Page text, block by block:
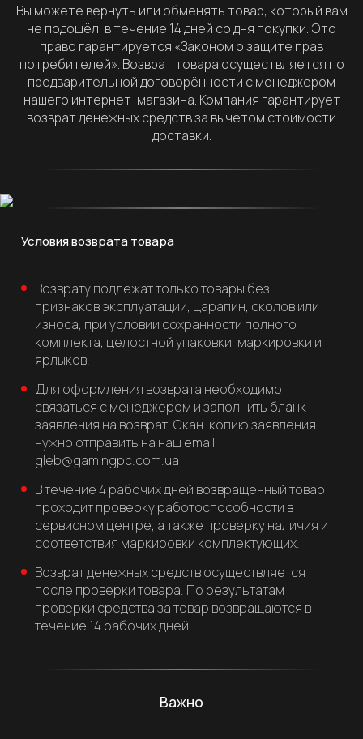
Вы можете вернуть или обменять товар, который вам
не подошёл, в течение 14 дней со дня покупки. Это
право гарантируется «Законом о защите прав
потребителей». Возврат товара осуществляется по
предварительной договорённости с менеджером
нашего интернет-магазина. Компания гарантирует
возврат денежных средств за вычетом стоимости
доставки.
Условия возврата товара
Возврату подлежат только товары без
признаков эксплуатации, царапин, сколов или
износа, при условии сохранности полного
комплекта, целостной упаковки, маркировки и
ярлыков.
Для оформления возврата необходимо
связаться с менеджером и заполнить бланк
заявления на возврат. Скан-копию заявления
нужно отправить на наш email:
gleb@gamingpc.com.ua
В течение 4 рабочих дней возвращённый товар
проходит проверку работоспособности в
сервисном центре, а также проверку наличия и
соответствия маркировки комплектующих.
Возврат денежных средств осуществляется
после проверки товара. По результатам
проверки средства за товар возвращаются в
течение 14 рабочих дней.
Важно